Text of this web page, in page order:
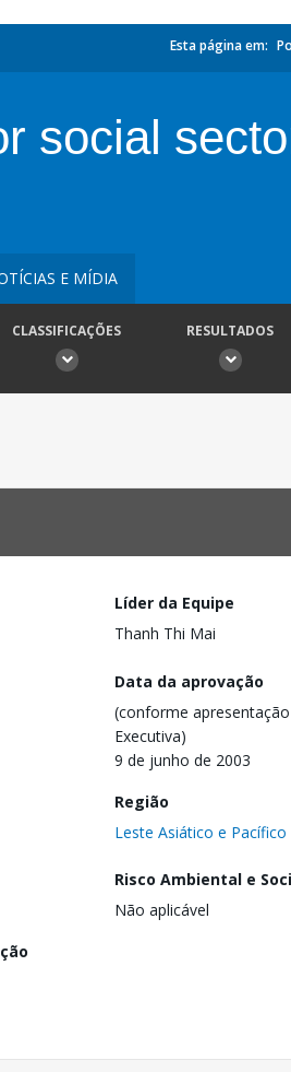
Esta página em:
social
E MÍDIA
CLASSIFICAÇÕES RESULTADOS
Líder da Equipe
Thanh Thi Mai
Data da aprovação
(conforme
Executiva)
9 de junho de 2003
Região
Leste Asiático e Pacífico
Risco Ambiental e
Não aplicável